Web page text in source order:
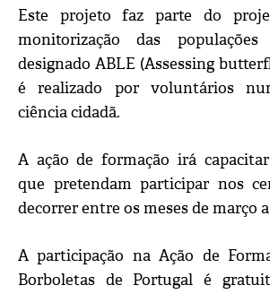
Este projeto faz parte do
monitorização das
designado ABLE (Assessing
é realizado por voluntários
ciência cidadã.
A ação de formação irá
que pretendam participar nos
decorrer entre os meses de março
A participação na Ação de
Borboletas de Portugal é